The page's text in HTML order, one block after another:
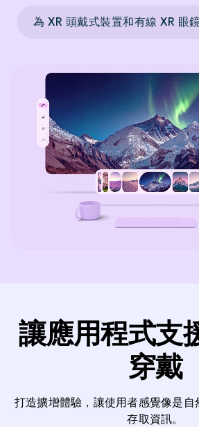
讓應用程式支
穿戴
打造擴增體驗，讓使用者感覺像是自
存取資訊。